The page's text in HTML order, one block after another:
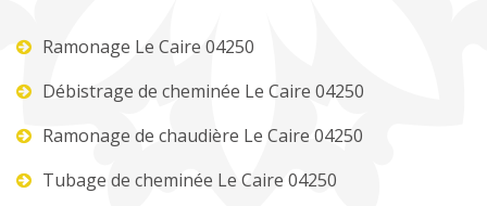
Ramonage Le Caire 04250
Débistrage de cheminée Le Caire 04250
Ramonage de chaudière Le Caire 04250
Tubage de cheminée Le Caire 04250